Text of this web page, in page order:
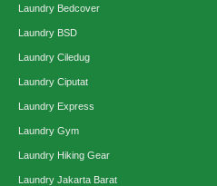
Laundry Bedcover
Laundry BSD
Laundry Ciledug
Laundry Ciputat
Laundry Express
Laundry Gym
Laundry Hiking Gear
Laundry Jakarta Barat